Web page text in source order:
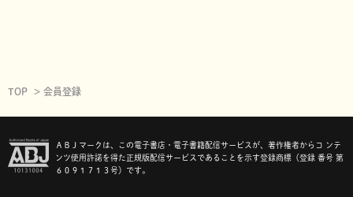
TOP 会員登録
ＡＢＪマークは、この電子書店・電子書籍配信サービスが、著作権者からコ ンテ
ンツ使用許諾を得た正規版配信サービスであることを示す登録商標（登録 番号 第
６０９１７１３号）です。